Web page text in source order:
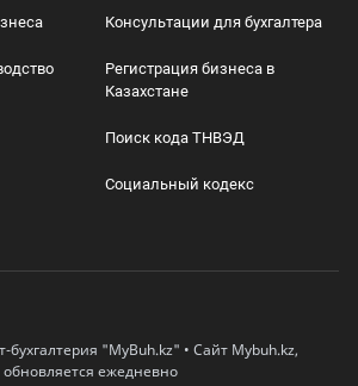
Консультации для бухгалтера
Регистрация бизнеса в
Казахстане
Поиск кода ТНВЭД
Социальный кодекс
"MyBuh.kz" • Сайт Mybuh.kz,
обновляется ежедневно